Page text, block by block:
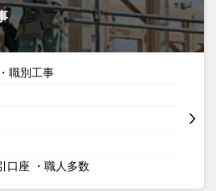
職別工事
口座 ・職人多数